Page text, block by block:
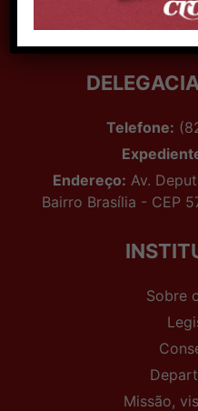
Bairro
Telefone:
Endereço: Av.
Bairro Brasília - CEP
Sobre
Missão,